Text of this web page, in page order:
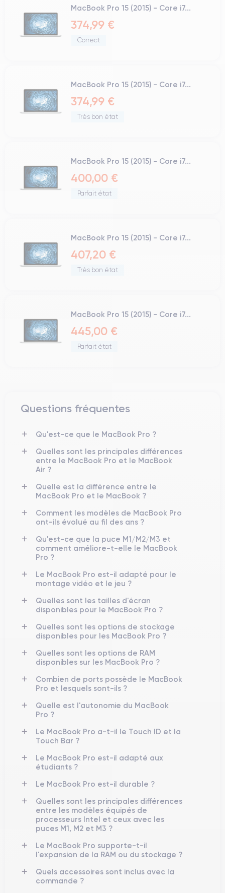
MacBook Pro 15 (2015) - Core i7...
374,99 €
Correct
MacBook Pro 15 (2015) - Core i7...
374,99 €
Très bon état
MacBook Pro 15 (2015) - Core i7...
400,00 €
Parfait état
MacBook Pro 15 (2015) - Core i7...
407,20 €
Très bon état
MacBook Pro 15 (2015) - Core i7...
445,00 €
Parfait état
Questions fréquentes
Qu'est-ce que le MacBook Pro ?
Quelles sont les principales différences
entre le MacBook Pro et le MacBook
Air ?
Quelle est la différence entre le
MacBook Pro et le MacBook ?
Comment les modèles de MacBook Pro
ont-ils évolué au fil des ans ?
Qu'est-ce que la puce M1/M2/M3 et
comment améliore-t-elle le MacBook
Pro ?
Le MacBook Pro est-il adapté pour le
montage vidéo et le jeu ?
Quelles sont les tailles d'écran
disponibles pour le MacBook Pro ?
Quelles sont les options de stockage
disponibles pour les MacBook Pro ?
Quelles sont les options de RAM
disponibles sur les MacBook Pro ?
Combien de ports possède le MacBook
Pro et lesquels sont-ils ?
Quelle est l'autonomie du MacBook
Pro ?
Le MacBook Pro a-t-il le Touch ID et la
Touch Bar ?
Le MacBook Pro est-il adapté aux
étudiants ?
Le MacBook Pro est-il durable ?
Quelles sont les principales différences
entre les modèles équipés de
processeurs Intel et ceux avec les
puces M1, M2 et M3 ?
Le MacBook Pro supporte-t-il
l'expansion de la RAM ou du stockage ?
Quels accessoires sont inclus avec la
commande ?